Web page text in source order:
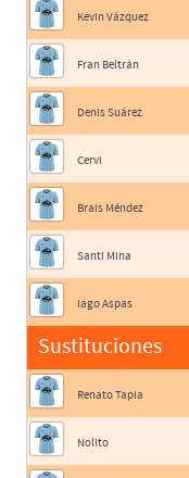
Kevin Vázquez
Fran Beltrán
Denis Suárez
Cervi
Brais Méndez
Santi Mina
Iago Aspas
Sustituciones
Renato Tapia
Nolito